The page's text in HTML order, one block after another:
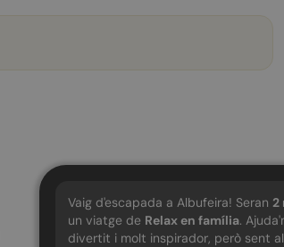
Vaig d'escapada a Albufeira! Seran 2
un viatge de Relax en família.
divertit i molt inspirador, però sent